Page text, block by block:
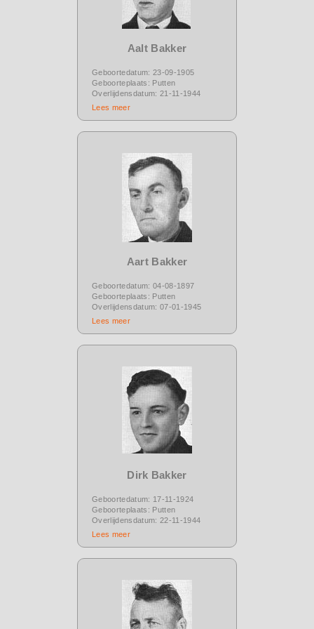
Aalt Bakker
Geboortedatum: 23-09-1905
Geboorteplaats: Putten
Overlijdensdatum: 21-11-1944
Lees meer
Aart Bakker
Geboortedatum: 04-08-1897
Geboorteplaats: Putten
Overlijdensdatum: 07-01-1945
Lees meer
Dirk Bakker
Geboortedatum: 17-11-1924
Geboorteplaats: Putten
Overlijdensdatum: 22-11-1944
Lees meer